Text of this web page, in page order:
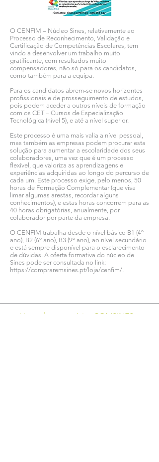
O CENFIM – Núcleo Sines, relativamente ao
Processo de Reconhecimento, Validação e
Certificação de Competências Escolares, tem
vindo a desenvolver um trabalho muito
gratificante, com resultados muito
compensadores, não só para os candidatos,
como também para a equipa.
Para os candidatos abrem-se novos horizontes
profissionais e de prosseguimento de estudos,
pois podem aceder a outros níveis de formação
com os CET – Cursos de Especialização
Tecnológica (nível 5), e até a nível superior.
Este processo é uma mais valia a nível pessoal,
mas também as empresas podem procurar esta
solução para aumentar a escolaridade dos seus
colaboradores, uma vez que é um processo
flexível, que valoriza as aprendizagens e
experiências adquiridas ao longo do percurso de
cada um. Este processo exige, pelo menos, 50
horas de Formação Complementar (que visa
limar algumas arestas, recordar alguns
conhecimentos), e estas horas concorrem para as
40 horas obrigatórias, anualmente, por
colaborador por parte da empresa.
O CENFIM trabalha desde o nível básico B1 (4º
ano), B2 (6º ano), B3 (9º ano), ao nível secundário
e está sempre disponível para o esclarecimento
de dúvidas. A oferta formativa do núcleo de
Sines pode ser consultada no link:
https://compraremsines.pt/loja/cenfim/.
Ver todas as notícias COMSINES >